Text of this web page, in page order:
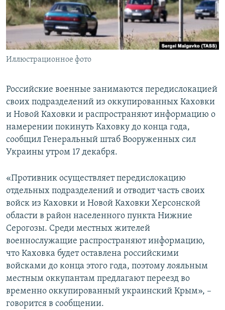
ПОБЕДИТЕЛЕЙ НЕ СУДЯТ?
КРЫМ.НЕПОКОРЕННЫЙ
ELIFBE
УКРАИНСКАЯ ПРОБЛЕМА КРЫМА
ПРИСОЕДИНЯЙТЕСЬ!
Иллюстрационное фото
Российские военные занимаются передислокацией
своих подразделений из оккупированных Каховки
и Новой Каховки и распространяют информацию о
намерении покинуть Каховку до конца года,
сообщил Генеральный штаб Вооруженных сил
Украины утром 17 декабря.
«Противник осуществляет передислокацию
отдельных подразделений и отводит часть своих
войск из Каховки и Новой Каховки Херсонской
области в район населенного пункта Нижние
Серогозы. Среди местных жителей
военнослужащие распространяют информацию,
что Каховка будет оставлена российскими
войсками до конца этого года, поэтому лояльным
местным оккупантам предлагают переезд во
временно оккупированный украинский Крым», –
говорится в сообщении.